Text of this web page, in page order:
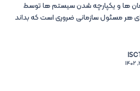
ها و یکپارچه شدن سیستم ها توسط
هر مسئول سازمانی ضروری است که بداند